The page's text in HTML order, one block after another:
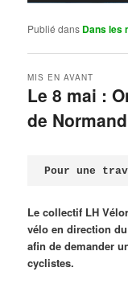
Publié dans Dans les
Le 8 mai :
de
MIS EN AVANT
Pour une
Le collectif LH
vélo en direction
afin de demander
cyclistes.